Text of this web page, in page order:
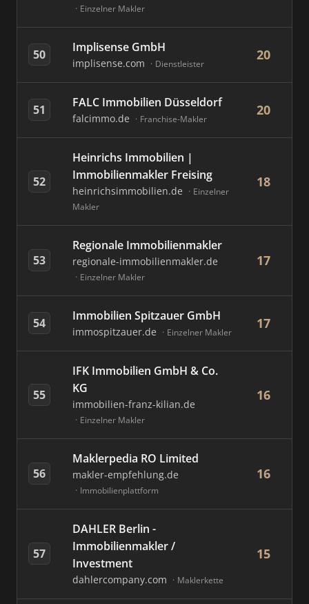
Einzelner Makler
50 Implisense GmbH
implisense.com Dienstleister
20
51 FALC Immobilien Düsseldorf
falcimmo.de Franchise-Makler
20
52
Heinrichs Immobilien |
Immobilienmakler Freising
heinrichsimmobilien.de
Einzelner
Makler
18
53
Regionale Immobilienmakler
regionale-immobilienmakler.de
Einzelner Makler
17
54 Immobilien Spitzauer GmbH
immospitzauer.de Einzelner Makler
17
55
IFK Immobilien GmbH & Co.
KG
immobilien-franz-kilian.de
Einzelner Makler
16
56
Maklerpedia RO Limited
makler-empfehlung.de
Immobilienplattform
16
57
DAHLER Berlin -
Immobilienmakler /
Investment
dahlercompany.com Maklerkette
15